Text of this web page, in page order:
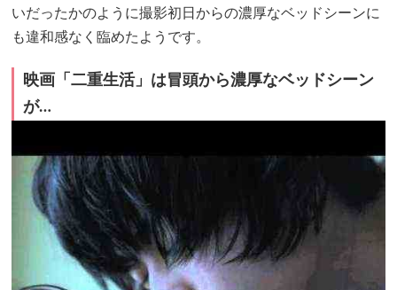
いだったかのように撮影初日からの濃厚なベッドシーンに
も違和感なく臨めたようです。
映画「二重生活」は冒頭から濃厚なベッドシーン
が…